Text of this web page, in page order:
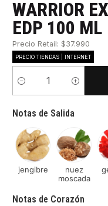
WARRIOR
EDP 100 ML
Precio Retail: $37.990
PRECIO TIENDAS | INTERNET
Cantidad
Notas de Salida
jengibre
nuez
moscada
Notas de Corazón